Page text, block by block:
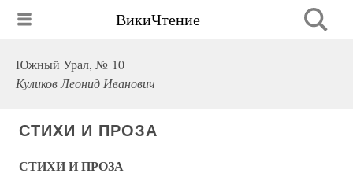
ВикиЧтение
Южный Урал, № 10
Куликов Леонид Иванович
СТИХИ И ПРОЗА
СТИХИ И ПРОЗА